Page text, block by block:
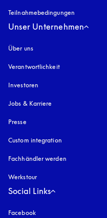
Teilnahmebedingungen
Unser Unternehmen
Über uns
Verantwortlichkeit
Investoren
Jobs & Karriere
Presse
Custom integration
Fachhändler werden
Werkstour
Social Links
Facebook